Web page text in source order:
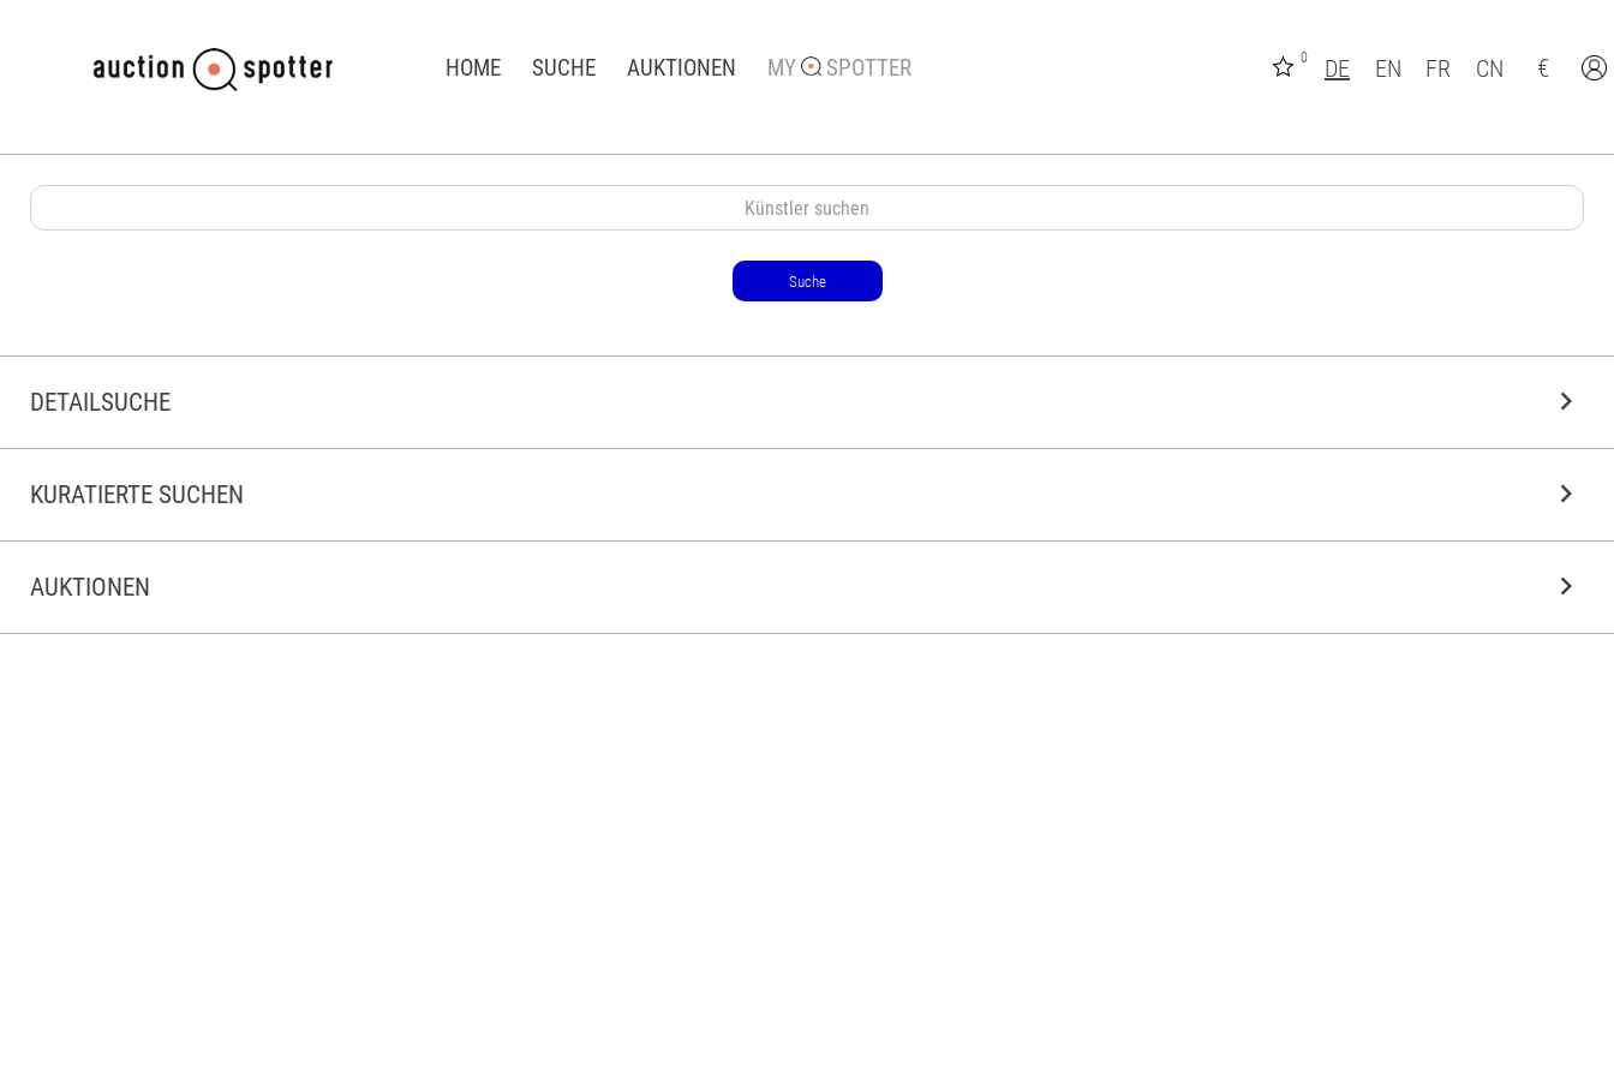
HOME SUCHE AUKTIONEN MY SPOTTER 0 DE EN FR CN €
Suche
DETAILSUCHE keyboard_arrow_right
KURATIERTE SUCHEN keyboard_arrow_right
AUKTIONEN keyboard_arrow_right